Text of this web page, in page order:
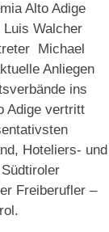
Alto Adige
Walcher
Michael
Anliegen
ins
Adige vertritt
Hoteliers- und
Freiberufler –